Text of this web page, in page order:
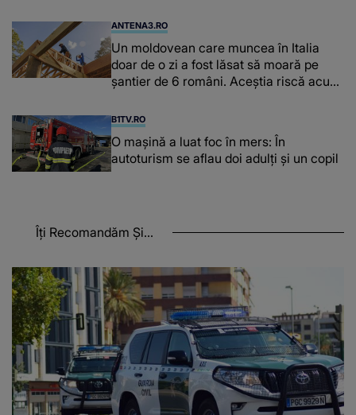
ANTENA3.RO
Un moldovean care muncea în Italia
doar de o zi a fost lăsat să moară pe
şantier de 6 români. Aceștia riscă acum
B1TV.RO
O maşină a luat foc în mers: În
autoturism se aflau doi adulți și un copil
Îți Recomandăm Și...